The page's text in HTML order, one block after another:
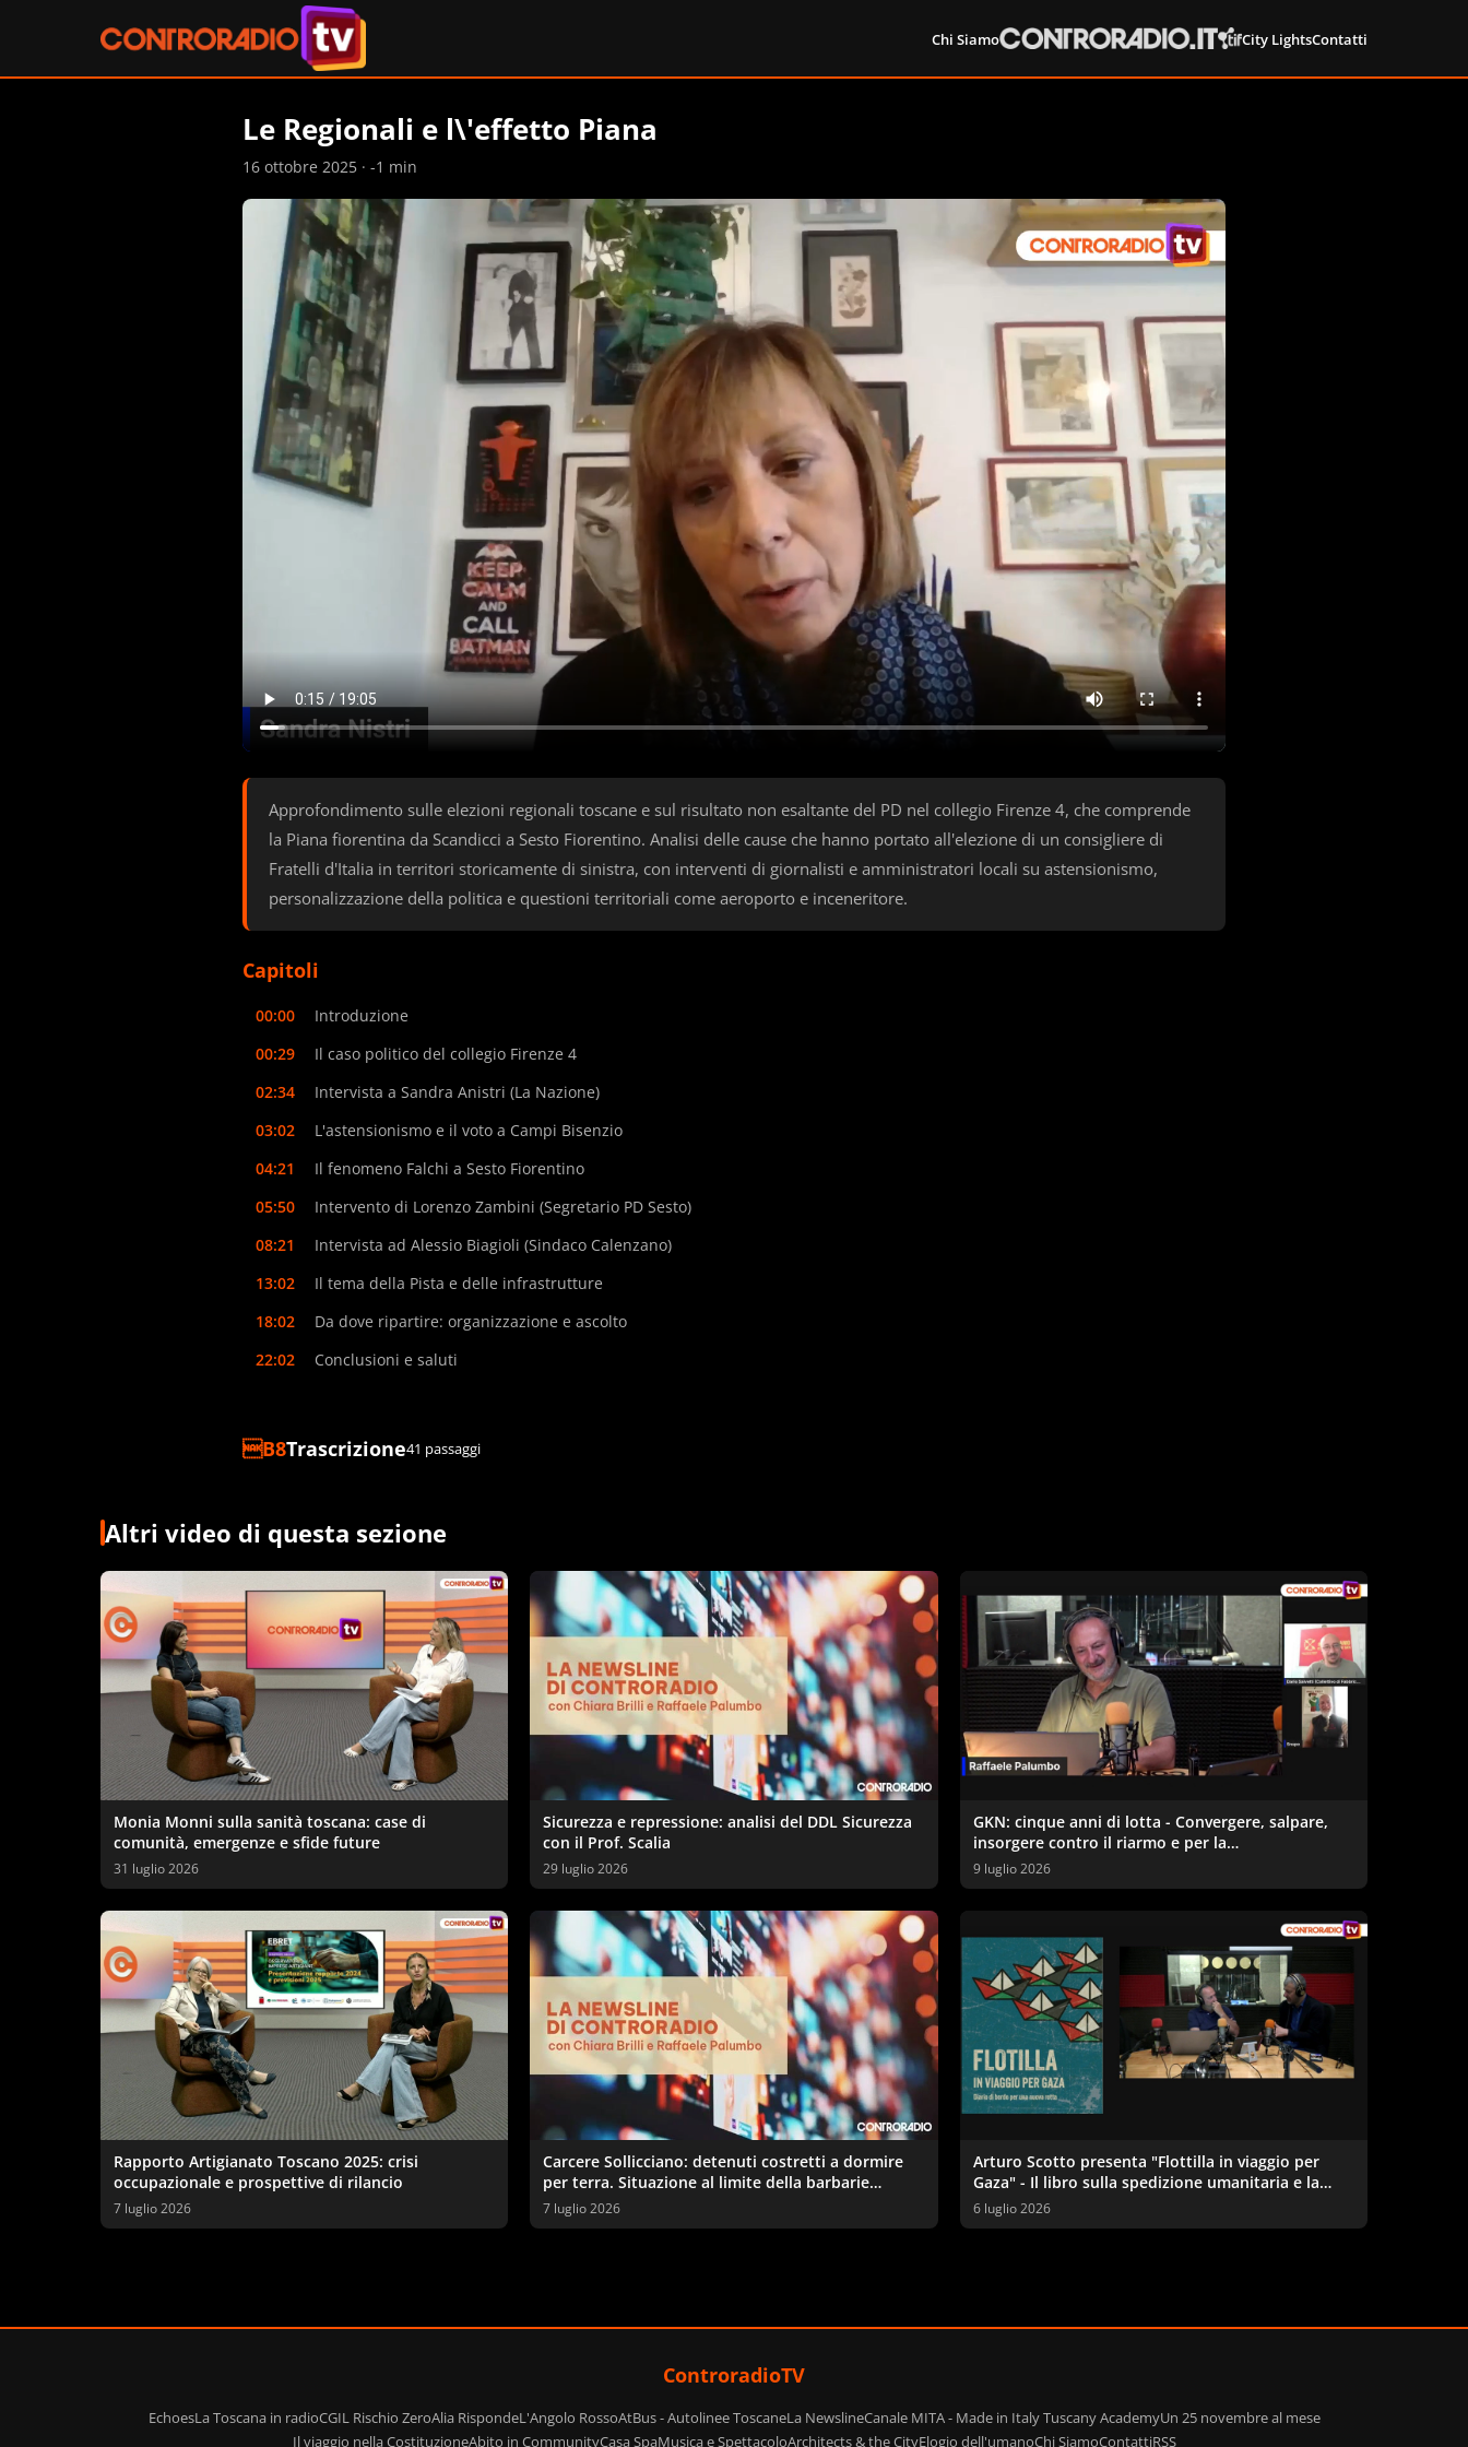
Chi Siamo City LightsContatti
Le Regionali e l\'effetto Piana
16 ottobre 2025 · -1 min
Approfondimento sulle elezioni regionali toscane e sul risultato non esaltante del PD nel collegio Firenze 4, che comprende
la Piana fiorentina da Scandicci a Sesto Fiorentino. Analisi delle cause che hanno portato all'elezione di un consigliere di
Fratelli d'Italia in territori storicamente di sinistra, con interventi di giornalisti e amministratori locali su astensionismo,
personalizzazione della politica e questioni territoriali come aeroporto e inceneritore.
Capitoli
00:00
Introduzione
00:29
Il caso politico del collegio Firenze 4
02:34
Intervista a Sandra Anistri (La Nazione)
03:02
L'astensionismo e il voto a Campi Bisenzio
04:21
Il fenomeno Falchi a Sesto Fiorentino
05:50
Intervento di Lorenzo Zambini (Segretario PD Sesto)
08:21
Intervista ad Alessio Biagioli (Sindaco Calenzano)
13:02
Il tema della Pista e delle infrastrutture
18:02
Da dove ripartire: organizzazione e ascolto
22:02
Conclusioni e saluti
Trascrizione41 passaggi
Altri video di questa sezione
Monia Monni sulla sanità toscana: case di
comunità, emergenze e sfide future
31 luglio 2026
Sicurezza e repressione: analisi del DDL Sicurezza
con il Prof. Scalia
29 luglio 2026
GKN: cinque anni di lotta - Convergere, salpare,
insorgere contro il riarmo e per la
reindustrializzazione ecologica
9 luglio 2026
Rapporto Artigianato Toscano 2025: crisi
occupazionale e prospettive di rilancio
7 luglio 2026
Carcere Sollicciano: detenuti costretti a dormire
per terra. Situazione al limite della barbarie
secondo sindacati e garante
7 luglio 2026
Arturo Scotto presenta "Flottilla in viaggio per
Gaza" - Il libro sulla spedizione umanitaria e la
questione palestinese
6 luglio 2026
ControradioTV
EchoesLa Toscana in radioCGIL Rischio ZeroAlia RispondeL'Angolo RossoAtBus - Autolinee ToscaneLa NewslineCanale MITA - Made in Italy Tuscany AcademyUn 25 novembre al mese
Il viaggio nella CostituzioneAbito in CommunityCasa SpaMusica e SpettacoloArchitects & the CityElogio dell'umanoChi SiamoContattiRSS